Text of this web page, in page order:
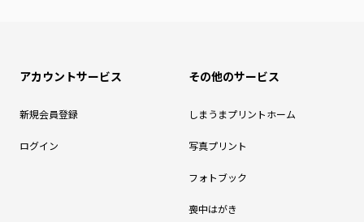
アカウントサービス
新規会員登録
ログイン
その他のサービス
しまうまプリントホーム
写真プリント
フォトブック
喪中はがき